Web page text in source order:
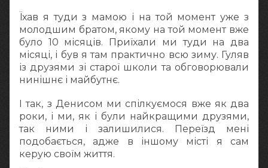
Їхав я туди з мамою і на той момент уже з
молодшим братом, якому на той момент вже
було 10 місяців. Приїхали ми туди на два
місяці, і був я там практично всю зиму. Гуляв
із друзями зі старої школи та обговорювали
нинішнє і майбутнє.
І так, з Денисом ми спілкуємося вже як два
роки, і ми, як і були найкращими друзями,
так ними і залишилися. Переїзд мені
подобається, адже в іншому місті я сам
керую своїм життя.